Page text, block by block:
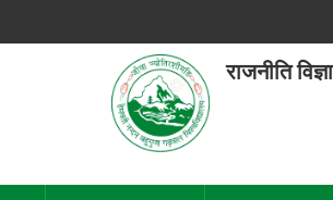
राजनीति